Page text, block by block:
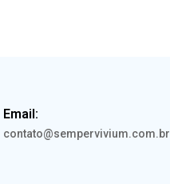
Email:
contato@sempervivium.com.br